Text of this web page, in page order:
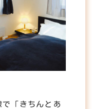
「きちんとあ